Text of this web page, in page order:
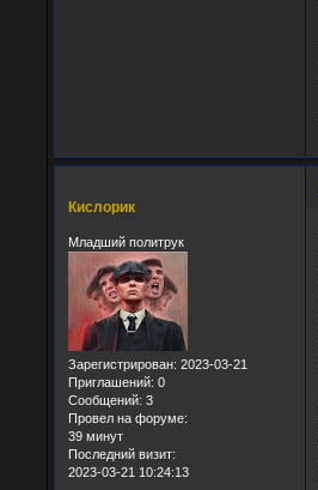
Кислорик
Младший политрук
Зарегистрирован: 2023-03-21
Приглашений: 0
Сообщений: 3
Провел на форуме:
39 минут
Последний визит:
2023-03-21 10:24:13